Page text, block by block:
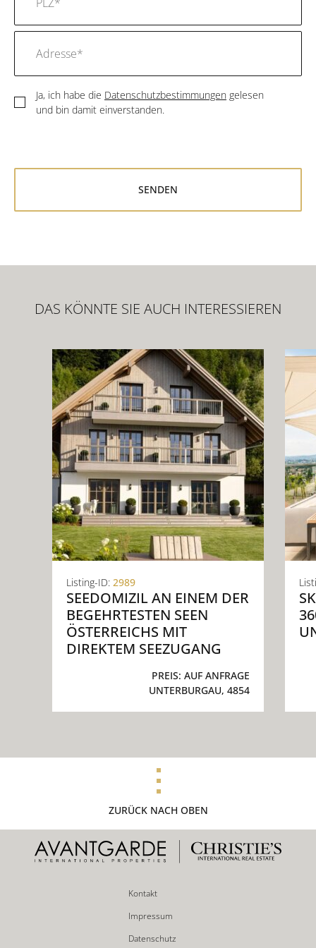
Ja, ich habe die Datenschutzbestimmungen gelesen
und bin damit einverstanden.
DAS KÖNNTE SIE AUCH INTERESSIEREN
Listing-ID: 2989
SEEDOMIZIL AN EINEM DER
BEGEHRTESTEN SEEN
ÖSTERREICHS MIT
DIREKTEM SEEZUGANG
PREIS: AUF ANFRAGE
UNTERBURGAU, 4854
ZURÜCK NACH OBEN
Kontakt
Impressum
Datenschutz